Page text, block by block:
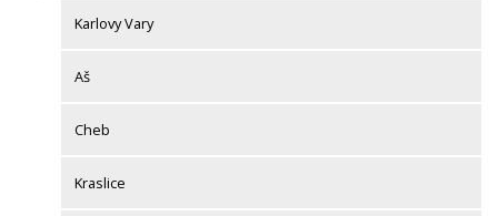
Karlovy Vary
Aš
Cheb
Kraslice